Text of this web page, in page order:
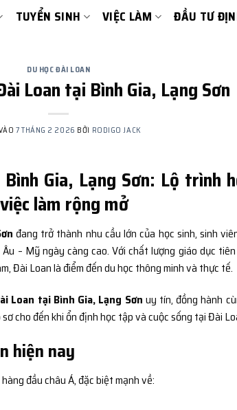
TUYỂN SINH VIỆC LÀM ĐẦU TƯ
DU HỌC ĐÀI LOAN
Loan tại Bình Gia, Lạng Sơn
7 THÁNG 2 2026 BỞI RODIGO JACK
Gia, Lạng Sơn: Lộ trình
làm rộng mở
đang trở thành nhu cầu lớn của học sinh, sinh
– Mỹ ngày càng cao. Với chất lượng giáo dục
Đài Loan là điểm đến du học thông minh và thực tế.
Loan tại Bình Gia, Lạng Sơn uy tín, đồng hành
cho đến khi ổn định học tập và cuộc sống tại Đài
hiện nay
đầu châu Á, đặc biệt mạnh về: